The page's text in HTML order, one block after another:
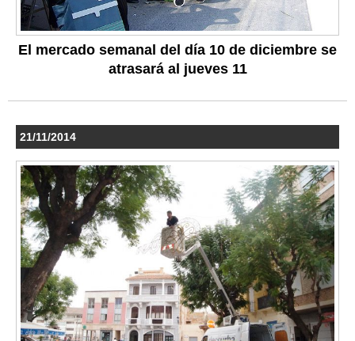
El mercado semanal del día 10 de diciembre se
atrasará al jueves 11
21/11/2014